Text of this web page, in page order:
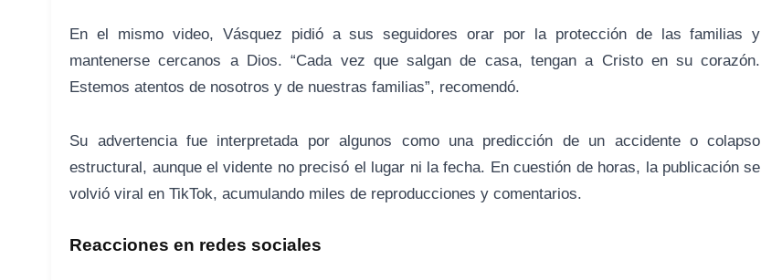
En el mismo video, Vásquez pidió a sus seguidores orar por la protección de las familias y
mantenerse cercanos a Dios. “Cada vez que salgan de casa, tengan a Cristo en su corazón.
Estemos atentos de nosotros y de nuestras familias”, recomendó.
Su advertencia fue interpretada por algunos como una predicción de un accidente o colapso
estructural, aunque el vidente no precisó el lugar ni la fecha. En cuestión de horas, la publicación se
volvió viral en TikTok, acumulando miles de reproducciones y comentarios.
Reacciones en redes sociales